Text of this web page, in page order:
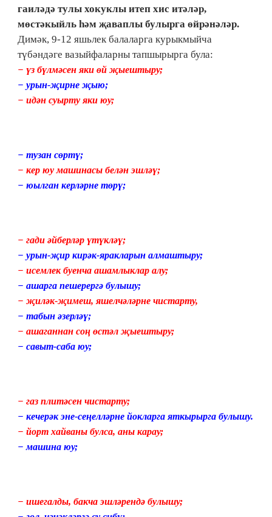
гаиләдә тулы хокуклы итеп хис итәләр,
мөстәкыйль һәм җаваплы булырга өйрәнәләр.
Димәк, 9-12 яшьлек балаларга курыкмыйча
түбәндәге вазыйфаларны тапшырырга була:
− үз бүлмәсен яки өй җыештыру;
− урын-җирне җыю;
− идән суырту яки юу;
− тузан сөртү;
− кер юу машинасы белән эшләү;
− юылган керләрне төрү;
− гади әйберләр үтүкләү;
− урын-җир кирәк-яракларын алмаштыру;
− исемлек буенча ашамлыклар алу;
− ашарга пешерергә булышу;
− җиләк-җимеш, яшелчәләрне чистарту,
− табын әзерләү;
− ашаганнан соң өстәл җыештыру;
− савыт-саба юу;
− газ плитәсен чистарту;
− кечерәк эне-сеңелләрне йокларга яткырырга булышу.
− йорт хайваны булса, аны карау;
− машина юу;
− ишегалды, бакча эшләрендә булышу;